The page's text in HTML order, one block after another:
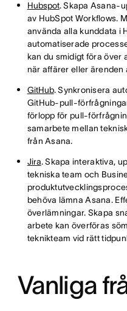
Hubspot. Skapa Asana-
av HubSpot Workflows.
använda alla kunddata i
automatiserade
kan du smidigt föra över
när affärer eller ärenden
GitHub. Synkronisera
GitHub-pull-
förlopp för pull-
samarbete mellan
från Asana.
Jira. Skapa interaktiva,
tekniska team och
behöva lämna Asana.
överlämningar. Skapa
arbete kan överföras
teknikteam vid rätt
Vanliga